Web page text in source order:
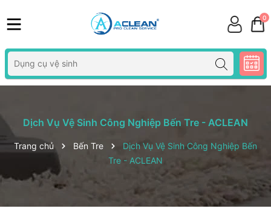
0
Dịch Vụ Vệ Sinh Công Nghiệp Bến Tre - ACLEAN
Trang chủ Bến Tre
Dịch Vụ Vệ Sinh Công Nghiệp Bến
Tre - ACLEAN